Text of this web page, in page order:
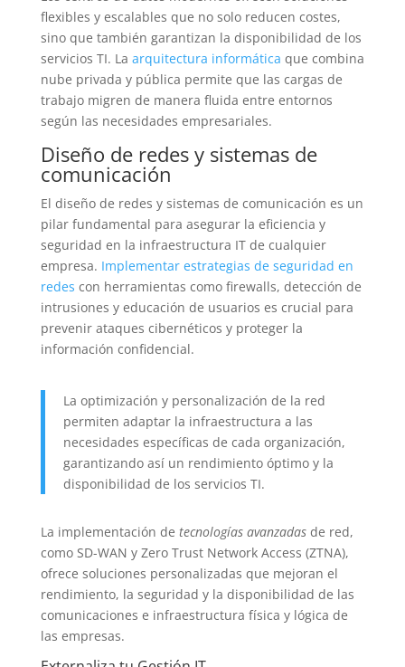
flexibles y escalables que no solo reducen costes,
sino que también garantizan la disponibilidad de los
servicios TI. La arquitectura informática que combina
nube privada y pública permite que las cargas de
trabajo migren de manera fluida entre entornos
según las necesidades empresariales.
Diseño de redes y sistemas de
comunicación
El diseño de redes y sistemas de comunicación es un
pilar fundamental para asegurar la eficiencia y
seguridad en la infraestructura IT de cualquier
empresa. Implementar estrategias de seguridad en
redes con herramientas como firewalls, detección de
intrusiones y educación de usuarios es crucial para
prevenir ataques cibernéticos y proteger la
información confidencial.
La optimización y personalización de la red
permiten adaptar la infraestructura a las
necesidades específicas de cada organización,
garantizando así un rendimiento óptimo y la
disponibilidad de los servicios TI.
La implementación de tecnologías avanzadasde red,
como SD-WAN y Zero Trust Network Access (ZTNA),
ofrece soluciones personalizadas que mejoran el
rendimiento, la seguridad y la disponibilidad de las
comunicaciones e infraestructura física y lógica de
las empresas.